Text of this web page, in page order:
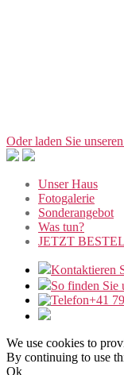
Oder laden Sie
Unser Haus
Fotogalerie
Sonderangebot
Was tun?
JETZT
Kontaktieren
So finden Sie
+41
We use cookies to
By continuing to use
Ok